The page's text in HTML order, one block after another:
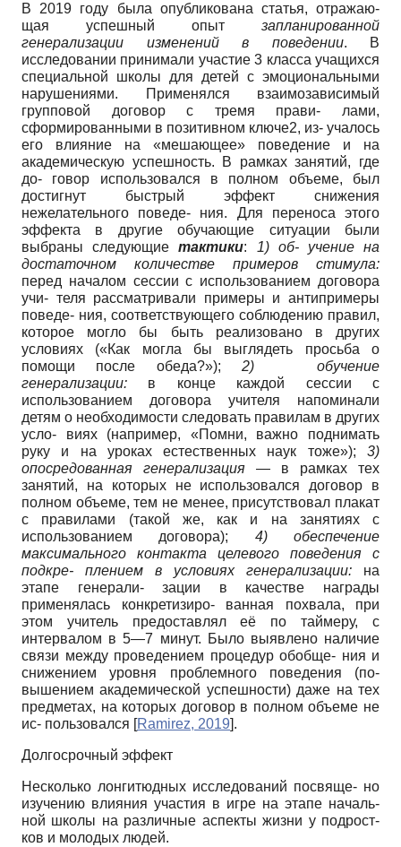
В 2019 году была опубликована статья, отражаю-
щая успешный опыт запланированной
генерализации изменений в поведении. В
исследовании принимали участие 3 класса учащихся
специальной школы для детей с эмоциональными
нарушениями. Применялся взаимозависимый
групповой договор с тремя прави- лами,
сформированными в позитивном ключе2, из- учалось
его влияние на «мешающее» поведение и на
академическую успешность. В рамках занятий, где
до- говор использовался в полном объеме, был
достигнут быстрый эффект снижения
нежелательного поведе- ния. Для переноса этого
эффекта в другие обучающие ситуации были
выбраны следующиетактики: 1) об- учение на
достаточном количестве примеров стимула:
перед началом сессии с использованием договора
учи- теля рассматривали примеры и антипримеры
поведе- ния, соответствующего соблюдению правил,
которое могло бы быть реализовано в других
условиях («Как могла бы выглядеть просьба о
помощи после обеда?»); 2)
обучение
генерализации: в конце каждой сессии с
использованием договора учителя напоминали
детям о необходимости следовать правилам в других
усло- виях (например, «Помни, важно поднимать
руку и на уроках естественных наук тоже»); 3)
опосредованная генерализация — в рамках тех
занятий, на которых не использовался договор в
полном объеме, тем не менее, присутствовал плакат
с правилами (такой же, как и на занятиях с
использованием договора); 4) обеспечение
максимального контакта целевого поведения с
подкре- плением в условиях генерализации: на
этапе генерали- зации в качестве награды
применялась конкретизиро- ванная похвала, при
этом учитель предоставлял её по таймеру, с
интервалом в 5—7 минут. Было выявлено наличие
связи между проведением процедур обобще- ния и
снижением уровня проблемного поведения (по-
вышением академической успешности) даже на тех
предметах, на которых договор в полном объеме не
ис- пользовался [Ramirez, 2019].
Долгосрочный эффект
Несколько лонгитюдных исследований посвяще- но
изучению влияния участия в игре на этапе началь-
ной школы на различные аспекты жизни у подрост-
ков и молодых людей.